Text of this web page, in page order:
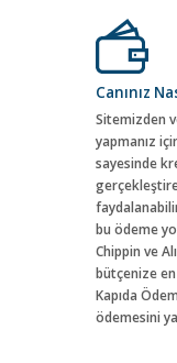
Canınız
Sitemizden
yapmanız
sayesinde
bu ödeme
Chippin ve
bütçenize
Kapıda
ödemesini